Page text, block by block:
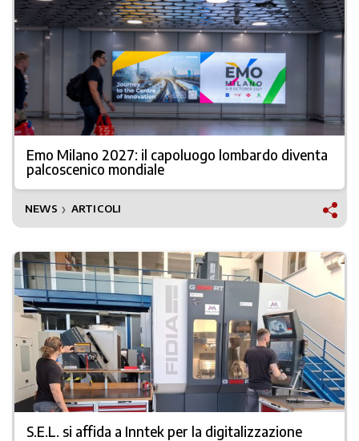
Emo Milano 2027: il capoluogo lombardo diventa
palcoscenico mondiale
NEWS ❯ ARTICOLI
S.E.L. si affida a Inntek per la digitalizzazione